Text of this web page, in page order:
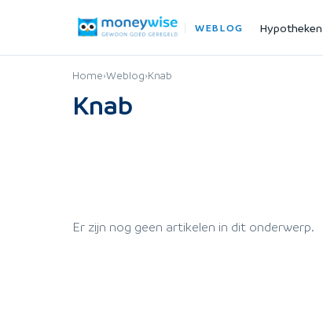
WEBLOG Hypotheken
Home›Weblog›Knab
Knab
Er zijn nog geen artikelen in dit onderwerp.